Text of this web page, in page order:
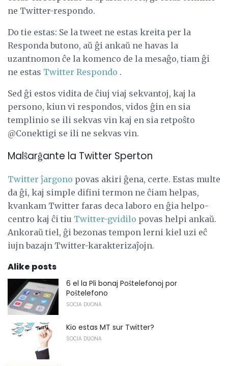
ne Twitter-respondo.
Do tie estas: Se la tweet ne estas kreita per la
Responda butono, aŭ ĝi ankaŭ ne havas la
uzantnomon ĉe la komenco de la mesaĝo, tiam ĝi
ne estas Twitter Respondo .
Sed ĝi estos vidita de ĉiuj viaj sekvantoj, kaj la
persono, kiun vi respondos, vidos ĝin en sia
templinio se ili sekvas vin kaj en sia retpoŝto
@Conektigi se ili ne sekvas vin.
Malŝarĝante la Twitter Sperton
Twitter ĵargono povas akiri ĝena, certe. Estas multe
da ĝi, kaj simple difini termon ne ĉiam helpas,
kvankam Twitter faras deca laboro en ĝia helpo-
centro kaj ĉi tiu Twitter-gvidilo povas helpi ankaŭ.
Ankoraŭ tiel, ĝi bezonas tempon lerni kiel uzi eĉ
iujn bazajn Twitter-karakterizaĵojn.
Alike posts
6 el la Pli bonaj Poŝtelefonoj por
Poŝtelefono
SOCIA DUONA
Kio estas MT sur Twitter?
SOCIA DUONA